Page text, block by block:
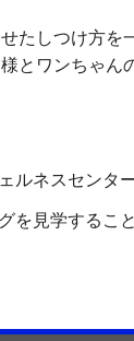
たしつけ方を
とワンちゃん
ルネスセンタ
を見学するこ